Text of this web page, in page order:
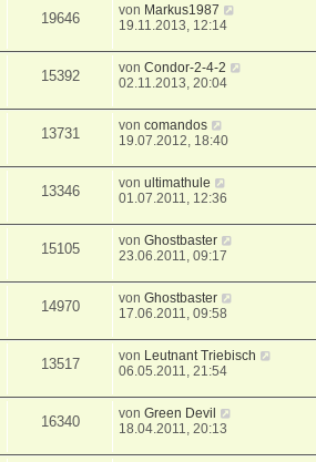
19646 von Markus1987
19.11.2013, 12:14
15392 vonCondor-2-4-2
02.11.2013, 20:04
13731 voncomandos
19.07.2012, 18:40
13346 vonultimathule
01.07.2011, 12:36
15105 vonGhostbaster
23.06.2011, 09:17
14970 vonGhostbaster
17.06.2011, 09:58
13517 von Leutnant Triebisch
06.05.2011, 21:54
16340 vonGreen Devil
18.04.2011, 20:13